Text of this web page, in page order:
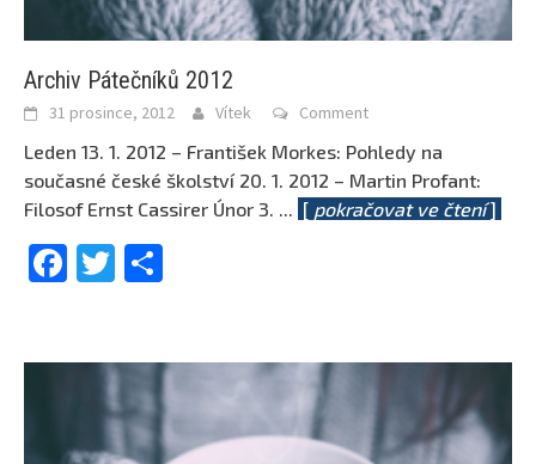
Archiv Pátečníků 2012
31 prosince, 2012 Vítek Comment
Leden 13. 1. 2012 – František Morkes: Pohledy na
současné české školství 20. 1. 2012 – Martin Profant:
Filosof Ernst Cassirer Únor 3. ... [ pokračovat ve čtení]
Facebook
Twitter